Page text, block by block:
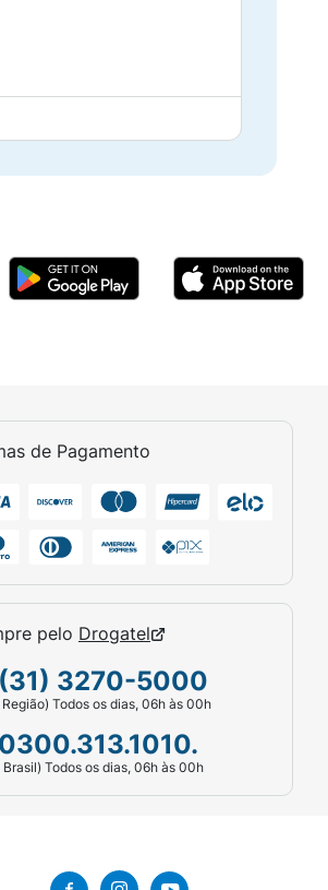
cobrir, evitando aplicar
de Pagamento
pelo Drogatel
(31) 3270-5000
Região) Todos os dias, 06h às 00h
0300.313.1010.
Brasil) Todos os dias, 06h às 00h